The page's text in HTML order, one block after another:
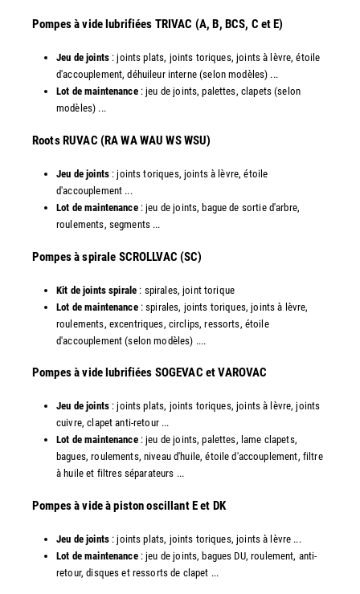
Pompes à vide lubrifiées TRIVAC (A, B, BCS, C et E)
Jeu de joints: joints plats, joints toriques, joints à lèvre, étoile
d'accouplement, déhuileur interne (selon modèles) ...
Lot de maintenance: jeu de joints, palettes, clapets (selon
modèles) ...
​Roots RUVAC (RA WA WAU WS WSU)
Jeu de joints: joints toriques, joints à lèvre, étoile
d'accouplement ...
Lot de maintenance : jeu de joints, bague de sortie d'arbre,
roulements, segments ...
​Pompes à spirale SCROLLVAC (SC)
Kit de joints spirale : spirales, joint torique
Lot de maintenance: spirales, joints toriques, joints à lèvre,
roulements, excentriques, circlips, ressorts, étoile
d'accouplement (selon modèles) ....
​Pompes à vide lubrifiées SOGEVAC et VAROVAC
Jeu de joints: joints plats, joints toriques, joints à lèvre, joints
cuivre, clapet anti-retour ...
Lot de maintenance: jeu de joints, palettes, lame clapets,
bagues, roulements, niveau d'huile, étoile d'accouplement, filtre
à huile et filtres séparateurs ...
​Pompes à vide à piston oscillant E et DK
Jeu de joints: joints plats, joints toriques, joints à lèvre ...
Lot de maintenance: jeu de joints, bagues DU, roulement, anti-
retour, disques et ressorts de clapet ...​